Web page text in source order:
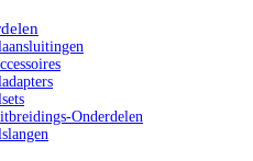
Onderdelen